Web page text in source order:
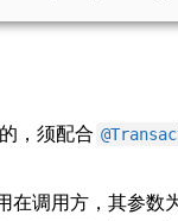
，须配合
在调用方，其参数